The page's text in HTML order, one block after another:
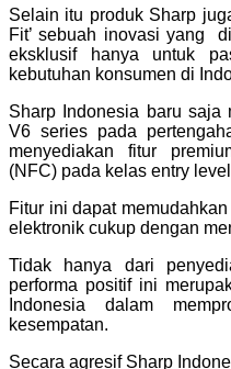
Selain itu produk Sharp
Fit’ sebuah inovasi yang
eksklusif hanya untuk
kebutuhan konsumen di
Sharp Indonesia baru saja
V6 series pada
menyediakan fitur
(NFC) pada kelas entry
Fitur ini dapat
elektronik cukup dengan
Tidak hanya dari
performa positif ini
Indonesia dalam
kesempatan.
Secara agresif Sharp